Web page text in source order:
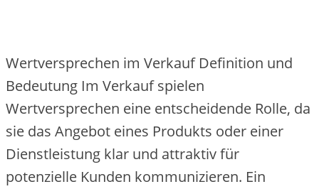
Wertversprechen im Verkauf Definition und
Bedeutung Im Verkauf spielen
Wertversprechen eine entscheidende Rolle, da
sie das Angebot eines Produkts oder einer
Dienstleistung klar und attraktiv für
potenzielle Kunden kommunizieren. Ein